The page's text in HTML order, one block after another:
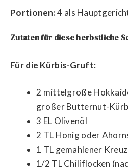
Portionen:4 als
Zutaten für diese herbstliche
Für die Kürbis-Gruft:
2 mittelgroße
großer Butternut-
3 EL Olivenöl
2 TL Honig oder
1 TL gemahlener
1/2 TL Chiliflocken